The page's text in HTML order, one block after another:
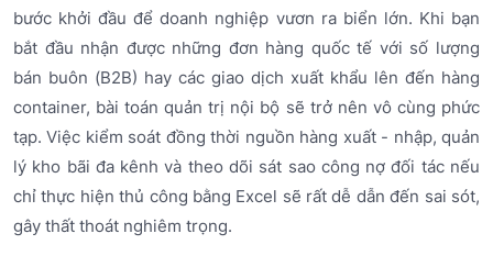
bước khởi đầu để doanh nghiệp vươn ra biển lớn. Khi bạn
bắt đầu nhận được những đơn hàng quốc tế với số lượng
bán buôn (B2B) hay các giao dịch xuất khẩu lên đến hàng
container, bài toán quản trị nội bộ sẽ trở nên vô cùng phức
tạp. Việc kiểm soát đồng thời nguồn hàng xuất - nhập, quản
lý kho bãi đa kênh và theo dõi sát sao công nợ đối tác nếu
chỉ thực hiện thủ công bằng Excel sẽ rất dễ dẫn đến sai sót,
gây thất thoát nghiêm trọng.